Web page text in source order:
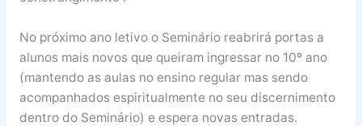
No próximo ano letivo o Seminário reabrirá portas a
alunos mais novos que queiram ingressar no 10º ano
(mantendo as aulas no ensino regular mas sendo
acompanhados espiritualmente no seu discernimento
dentro do Seminário) e espera novas entradas.